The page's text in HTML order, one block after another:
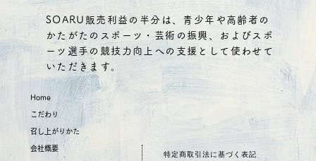
SOARU販売利益の半分は、青少年や高齢者の
かたがたのスポーツ・芸術の振興、およびスポ
ーツ選手の競技力向上への支援として使わせて
いただきます。
Home
こだわり
召し上がりかた
会社概要
特定商取引法に基づく表記